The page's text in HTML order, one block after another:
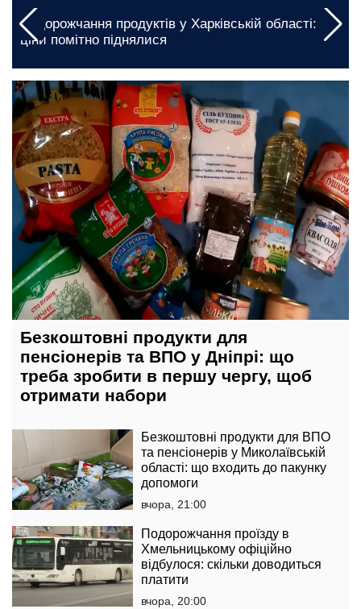
Подорожчання продуктів у Харківській області:
ціни помітно піднялися
сьогодні, 05:00
Безкоштовні продукти для
пенсіонерів та ВПО у Дніпрі: що
треба зробити в першу чергу, щоб
отримати набори
Безкоштовні продукти для ВПО
та пенсіонерів у Миколаївській
області: що входить до пакунку
допомоги
вчора, 21:00
Подорожчання проїзду в
Хмельницькому офіційно
відбулося: скільки доводиться
платити
вчора, 20:00